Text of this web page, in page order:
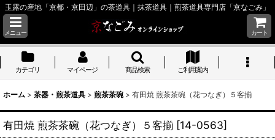
玉露の産地「京都・京田辺」の茶道具｜抹茶道具｜煎茶道具専門店「京なごみ」
メニュー カート
カテゴリ マイページ 商品検索 ご利用案内
ホーム > 茶器・煎茶道具 > 煎茶茶碗 > 有田焼 煎茶茶碗（花つなぎ）５客揃
有田焼 煎茶茶碗（花つなぎ）５客揃 [14-0563]